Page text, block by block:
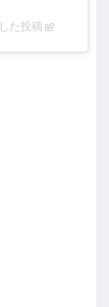
た投稿